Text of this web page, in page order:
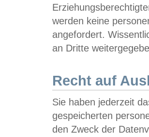
werden keine
angefordert.
an Dritte
Recht auf
Sie haben jederzeit
gespeicherten
den Zweck der